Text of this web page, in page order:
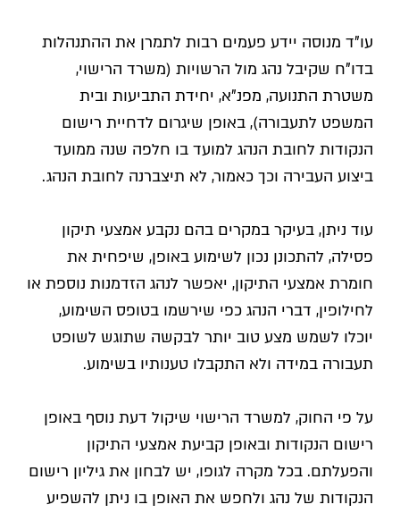
עו"ד מנוסה יידע פעמים רבות לתמרן את ההתנהלות
בדו"ח שקיבל נהג מול הרשויות (משרד הרישוי,
משטרת התנועה, מפנ"א, יחידת התביעות ובית
המשפט לתעבורה), באופן שיגרום לדחיית רישום
הנקודות לחובת הנהג למועד בו חלפה שנה ממועד
ביצוע העבירה וכך כאמור, לא תיצברנה לחובת הנהג.
עוד ניתן, בעיקר במקרים בהם נקבע אמצעי תיקון
פסילה, להתכונן נכון לשימוע באופן, שיפחית את
חומרת אמצעי התיקון, יאפשר לנהג הזדמנות נוספת או
לחילופין, דברי הנהג כפי שירשמו בטופס השימוע,
יוכלו לשמש מצע טוב יותר לבקשה שתוגש לשופט
תעבורה במידה ולא התקבלו טענותיו בשימוע.
על פי החוק, למשרד הרישוי שיקול דעת נוסף באופן
רישום הנקודות ובאופן קביעת אמצעי התיקון
והפעלתם. בכל מקרה לגופו, יש לבחון את גיליון רישום
הנקודות של נהג ולחפש את האופן בו ניתן להשפיע